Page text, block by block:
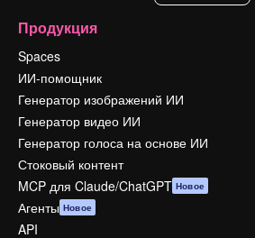
Продукция
Spaces
ИИ-помощник
Генератор изображений ИИ
Генератор видео ИИ
Генератор голоса на основе ИИ
Стоковый контент
MCP для Claude/ChatGPT Новое
Агенты Новое
API